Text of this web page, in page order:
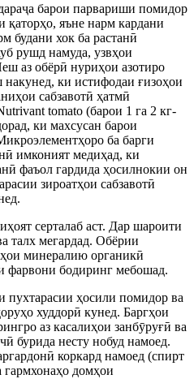
барои парвариши помидор
яъне нарм кардани
будани хок ба растанӣ
рушд намуда, узвҳои
аз обёрӣ нуриҳои азотиро
ки истифодаи ғизоҳои
сабзавотӣ ҳатмӣ
tomato (барои 1 га 2 кг-
ки махсусан барои
ба барги
имконият медиҳад, ки
фаъол гардида ҳосилнокии он
зироатҳои сабзавотӣ
серталаб аст. Дар шароити
талх мегардад. Обёрии
минералию органикӣ
фарвони бодиринг мебошад.
ҳосили помидор ва
худдорӣ кунед. Баргҳои
аз касалиҳои занбӯруғӣ ва
бурида несту нобуд намоед.
коркард намоед (спирт
домҳои